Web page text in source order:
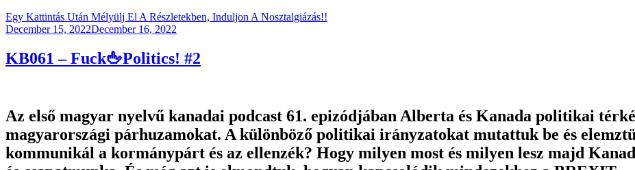
Egy Kattintás Után Mélyülj El A Részletekben, Induljon A Nosztalgiázás!!
Posted
December 15, 2022December 16, 2022
KB061 – Fuck🖕Politics! #2
Az első magyar nyelvű kanadai podcast 61. epizódjában Alberta és Kanada politikai
magyarországi párhuzamokat. A különböző politikai irányzatokat mutattuk be és
kommunikál a kormánypárt és az ellenzék? Hogy milyen most és milyen lesz majd